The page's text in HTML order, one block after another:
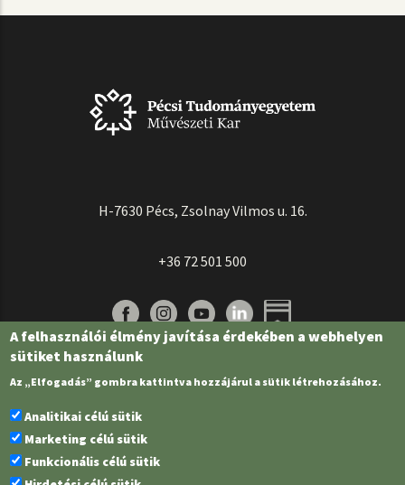
H-7630 Pécs, Zsolnay Vilmos u. 16.
+36 72 501 500
Pécsi Tudományegyetem | Kancellária |
A felhasználói élmény javítása érdekében a webhelyen
sütiket használunk
Az „Elfogadás” gombra kattintva hozzájárul a sütik létrehozásához.
Analitikai célú sütik
Marketing célú sütik
Funkcionális célú sütik